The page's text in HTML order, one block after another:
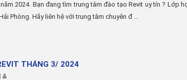
2024. Bạn đang tìm trung tâm đào tạo Revit uy tín ? Lớp
Phòng. Hãy liên hệ với trung tâm chuyên đ ...
THÁNG 3/ 2024